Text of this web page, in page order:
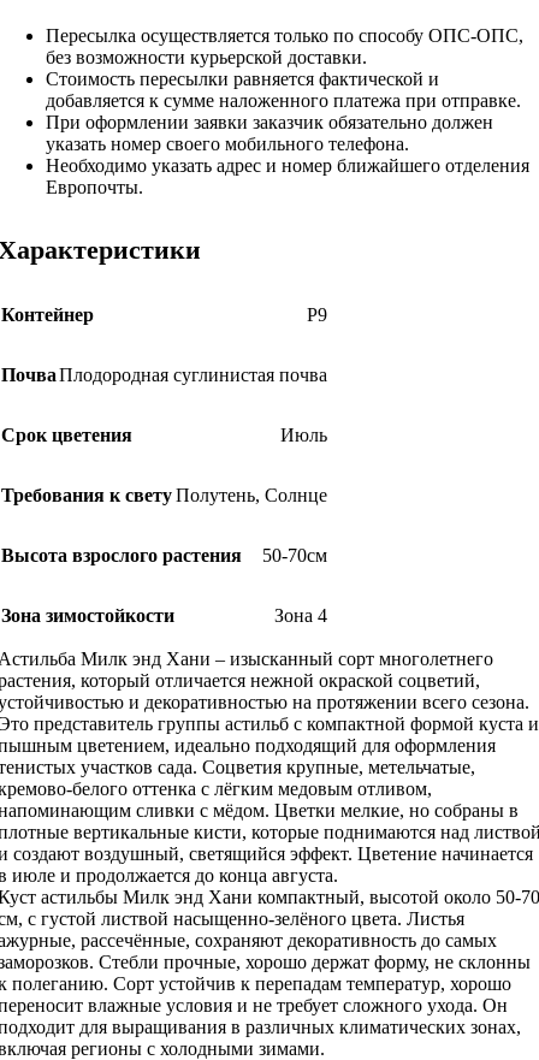
Пересылка осуществляется только по способу ОПС-ОПС,
без возможности курьерской доставки.
Стоимость пересылки равняется фактической и
добавляется к сумме наложенного платежа при отправке.
При оформлении заявки заказчик обязательно должен
указать номер своего мобильного телефона.
Необходимо указать адрес и номер ближайшего отделения
Европочты.
Контейнер Р9
ПочваПлодородная суглинистая почва
Срок цветения Июль
Требования к светуПолутень, Солнце
Высота взрослого растения 50-70см
Зона зимостойкости Зона 4
Милк энд Хани – изысканный сорт многолетнего
который отличается нежной окраской соцветий,
и декоративностью на протяжении всего сезона.
представитель группы астильб с компактной формой куста и
цветением, идеально подходящий для оформления
участков сада. Соцветия крупные, метельчатые,
белого оттенка с лёгким медовым отливом,
сливки с мёдом. Цветки мелкие, но собраны в
вертикальные кисти, которые поднимаются над
создают воздушный, светящийся эффект. Цветение начинается
июле и продолжается до конца августа.
астильбы Милк энд Хани компактный, высотой около 50-70
с густой листвой насыщенно-зелёного цвета. Листья
рассечённые, сохраняют декоративность до самых
Стебли прочные, хорошо держат форму, не склонны
полеганию. Сорт устойчив к перепадам температур, хорошо
влажные условия и не требует сложного ухода. Он
для выращивания в различных климатических зонах,
регионы с холодными зимами.